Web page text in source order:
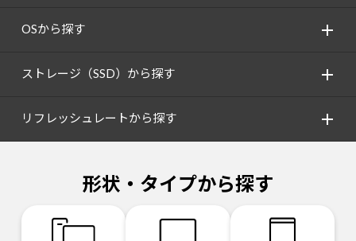
OSから探す
ストレージ（SSD）から探す
リフレッシュレートから探す
形状・タイプから探す